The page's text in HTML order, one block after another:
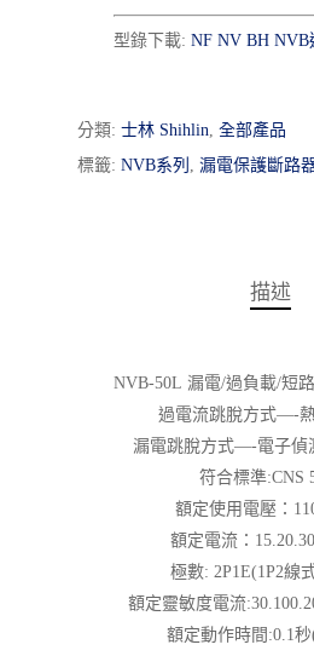
型錄下載: NF NV BH NVB
分類: 士林 Shihlin, 全部產品
標籤: NVB系列 , 漏電保護斷路
描述
NVB-50L 漏電/過負載/短
過電流跳脫方式—-
漏電跳脫方式—-電子偵
符合標準:CNS
額定使用電壓：
額定電流：
極數: 2P1E(1P2線
額定靈敏度電流
額定動作時間:0.1